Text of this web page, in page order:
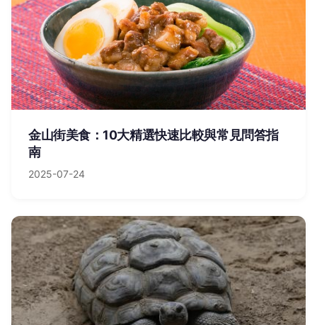
金山街美食：10大精選快速比較與常見問答指
南
2025-07-24